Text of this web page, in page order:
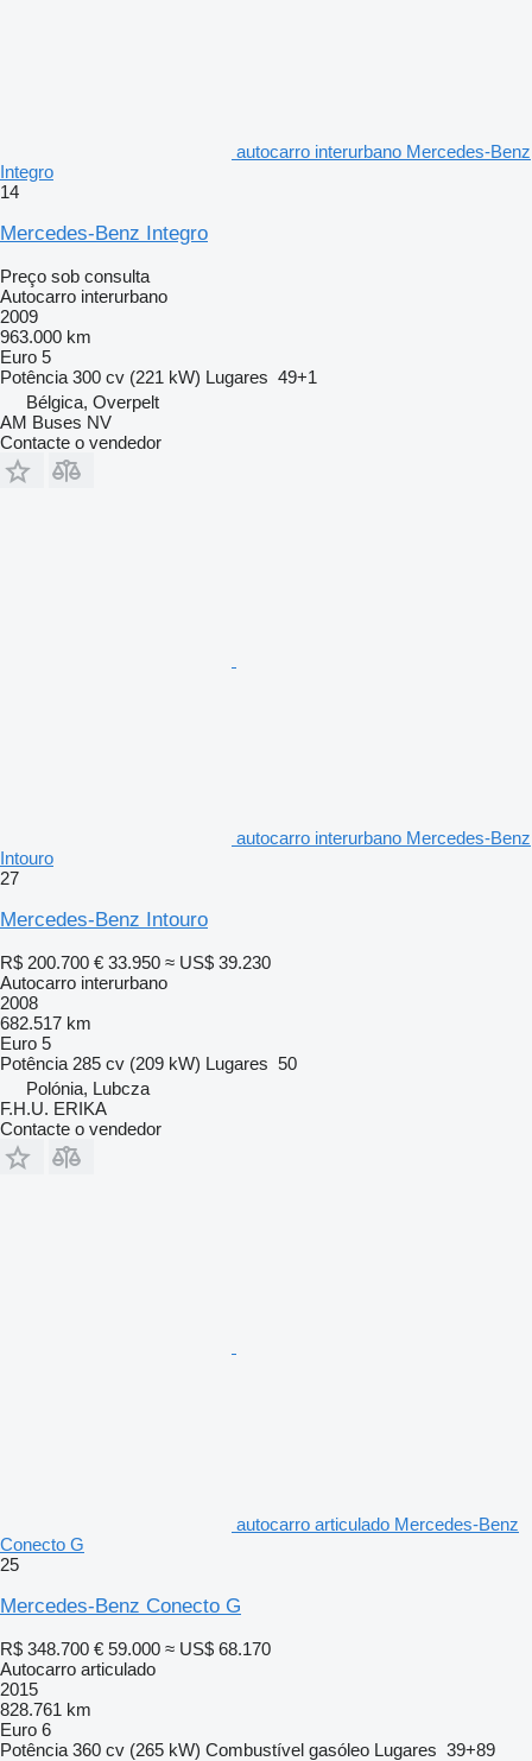
autocarro interurbano Mercedes-Benz
Integro
14
Mercedes-Benz Integro
Preço sob consulta
Autocarro interurbano
2009
963.000 km
Euro 5
Potência 300 cv (221 kW) Lugares 49+1
Bélgica, Overpelt
AM Buses NV
Contacte o vendedor
autocarro interurbano Mercedes-Benz
Intouro
27
Mercedes-Benz Intouro
R$ 200.700 € 33.950 ≈ US$ 39.230
Autocarro interurbano
2008
682.517 km
Euro 5
Potência 285 cv (209 kW) Lugares 50
Polónia, Lubcza
F.H.U. ERIKA
Contacte o vendedor
autocarro articulado Mercedes-Benz
Conecto G
25
Mercedes-Benz Conecto G
R$ 348.700 € 59.000 ≈ US$ 68.170
Autocarro articulado
2015
828.761 km
Euro 6
Potência 360 cv (265 kW) Combustível gasóleo Lugares 39+89